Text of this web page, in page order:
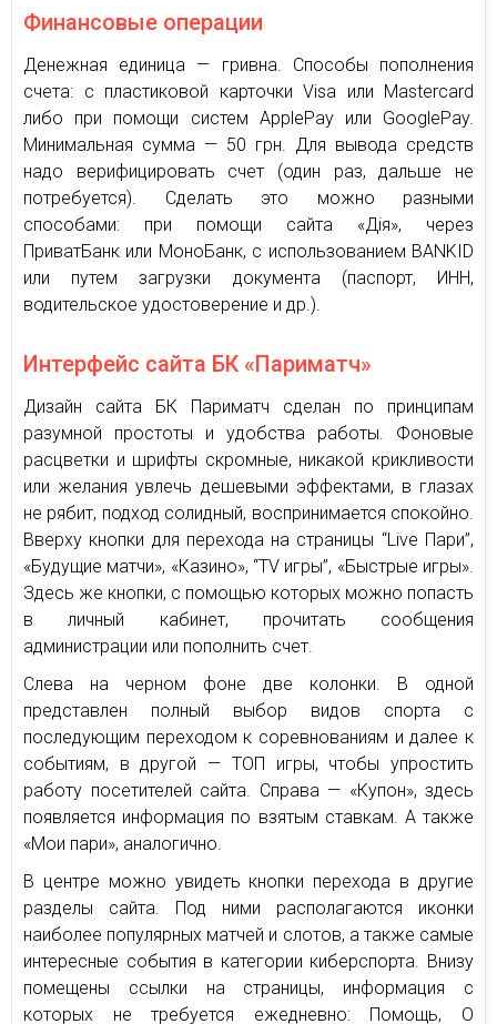
Финансовые операции
Денежная единица — гривна. Способы пополнения
счета: с пластиковой карточки Visa или Mastercard
либо при помощи систем ApplePay или GooglePay.
Минимальная сумма — 50 грн. Для вывода средств
надо верифицировать счет (один раз, дальше не
потребуется). Сделать это можно разными
способами: при помощи сайта «Дія», через
ПриватБанк или МоноБанк, с использованием BANKID
или путем загрузки документа (паспорт, ИНН,
водительское удостоверение и др.).
Интерфейс сайта БК «Париматч»
Дизайн сайта БК Париматч сделан по принципам
разумной простоты и удобства работы. Фоновые
расцветки и шрифты скромные, никакой крикливости
или желания увлечь дешевыми эффектами, в глазах
не рябит, подход солидный, воспринимается спокойно.
Вверху кнопки для перехода на страницы “Live Пари”,
«Будущие матчи», «Казино», “TV игры”, «Быстрые игры».
Здесь же кнопки, с помощью которых можно попасть
в личный кабинет, прочитать сообщения
администрации или пополнить счет.
Слева на черном фоне две колонки. В одной
представлен полный выбор видов спорта с
последующим переходом к соревнованиям и далее к
событиям, в другой — ТОП игры, чтобы упростить
работу посетителей сайта. Справа — «Купон», здесь
появляется информация по взятым ставкам. А также
«Мои пари», аналогично.
В центре можно увидеть кнопки перехода в другие
разделы сайта. Под ними располагаются иконки
наиболее популярных матчей и слотов, а также самые
интересные события в категории киберспорта. Внизу
помещены ссылки на страницы, информация с
которых не требуется ежедневно: Помощь, О